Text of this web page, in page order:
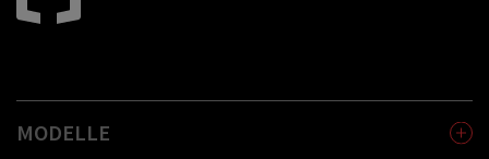
MODELLE